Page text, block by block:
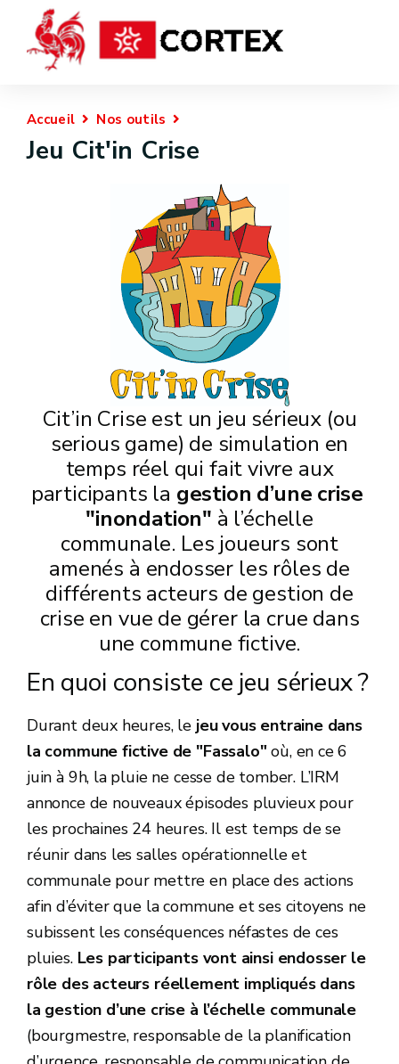
Accueil Nos outils
Jeu Cit'in Crise
Cit’in Crise est un jeu sérieux (ou
serious game) de simulation en
temps réel qui fait vivre aux
participants la gestion d’une crise
"inondation" à l’échelle
communale. Les joueurs sont
amenés à endosser les rôles de
différents acteurs de gestion de
crise en vue de gérer la crue dans
une commune fictive.
En quoi consiste ce jeu sérieux ?
Durant deux heures, le jeu vous entraine dans
la commune fictive de "Fassalo"où, en ce 6
juin à 9h, la pluie ne cesse de tomber. L’IRM
annonce de nouveaux épisodes pluvieux pour
les prochaines 24 heures. Il est temps de se
réunir dans les salles opérationnelle et
communale pour mettre en place des actions
afin d’éviter que la commune et ses citoyens ne
subissent les conséquences néfastes de ces
pluies. Les participants vont ainsi endosser le
rôle des acteurs réellement impliqués dans
la gestion d’une crise à l’échelle communale
(bourgmestre, responsable de la planification